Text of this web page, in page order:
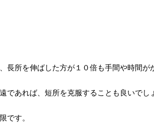
長所を伸ばした方が１０倍も手間や時間が
であれば、短所を克服することも良いでし
です。